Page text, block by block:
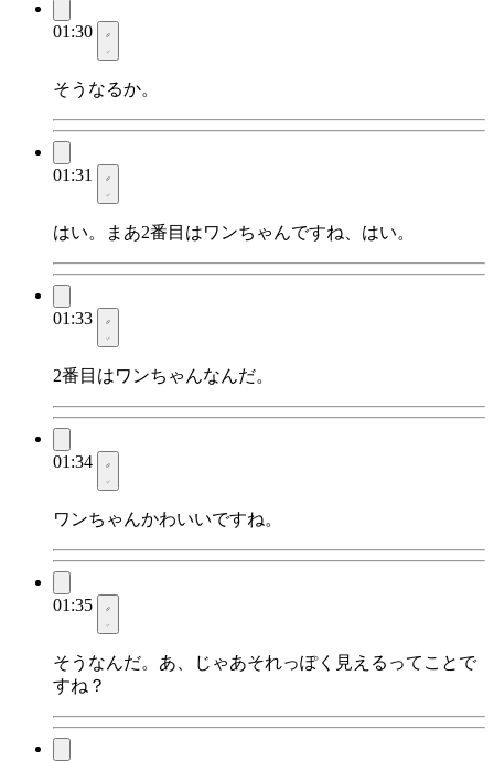
01:30
そうなるか。
01:31
はい。まあ2番目はワンちゃんですね、はい。
01:33
2番目はワンちゃんなんだ。
01:34
ワンちゃんかわいいですね。
01:35
そうなんだ。あ、じゃあそれっぽく見えるってことで
すね？